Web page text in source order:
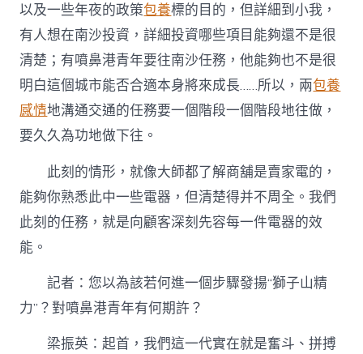
以及一些年夜的政策包養標的目的，但詳細到小我，
有人想在南沙投資，詳細投資哪些項目能夠還不是很
清楚；有噴鼻港青年要往南沙任務，他能夠也不是很
明白這個城市能否合適本身將來成長……所以，兩包養
感情地溝通交通的任務要一個階段一個階段地往做，
要久久為功地做下往。
此刻的情形，就像大師都了解商舖是賣家電的，
能夠你熟悉此中一些電器，但清楚得并不周全。我們
此刻的任務，就是向顧客深刻先容每一件電器的效
能。
記者：您以為該若何進一個步驟發揚“獅子山精
力”？對噴鼻港青年有何期許？
梁振英：起首，我們這一代實在就是奮斗、拼搏